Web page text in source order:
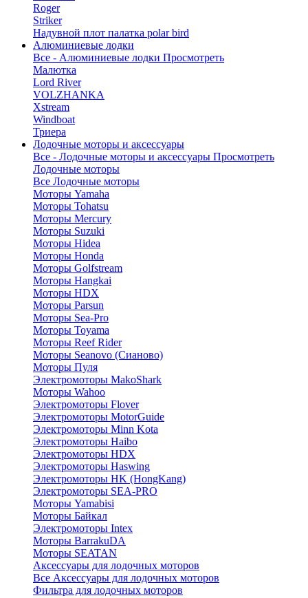
Roger
Striker
Надувной плот палатка polar bird
Алюминиевые лодки
Все - Алюминиевые лодки Просмотреть
Малютка
Lord River
VOLZHANKA
Xstream
Windboat
Триера
Лодочные моторы и аксессуары
Все - Лодочные моторы и аксессуары Просмотреть
Лодочные моторы
Все Лодочные моторы
Моторы Yamaha
Моторы Tohatsu
Моторы Mercury
Моторы Suzuki
Моторы Hidea
Моторы Honda
Моторы Golfstream
Моторы Hangkai
Моторы HDX
Моторы Parsun
Моторы Sea-Pro
Моторы Toyama
Моторы Reef Rider
Моторы Seanovo (Сианово)
Моторы Пуля
Электромоторы MakoShark
Моторы Wahoo
Электромоторы Flover
Электромоторы MotorGuide
Электромоторы Minn Kota
Электромоторы Haibo
Электромоторы HDX
Электромоторы Haswing
Электромоторы HK (HongKang)
Электромоторы SEA-PRO
Моторы Yamabisi
Моторы Байкал
Электромоторы Intex
Моторы BarrakuDA
Моторы SEATAN
Аксессуары для лодочных моторов
Все Аксессуары для лодочных моторов
Фильтра для лодочных моторов